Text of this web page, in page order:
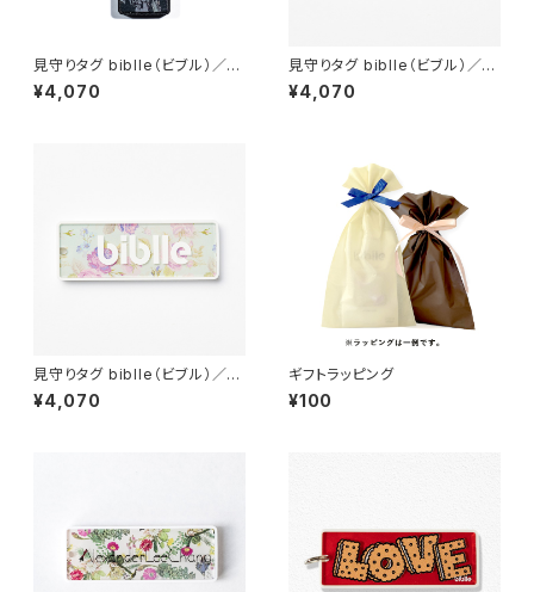
見守りタグ biblle（ビブル）／カ
モ1×ブラック
¥4,070
見守りタグ biblle（ビブル）／ト
ロピカル×ホワイト
¥4,070
見守りタグ biblle（ビブル）／フ
ラワー×ホワイト
¥4,070
ギフトラッピング
¥100